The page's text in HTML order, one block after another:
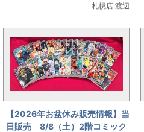
札幌店 渡辺
【2026年お盆休み販売情報】当
日販売 8/8（土）2階コミック